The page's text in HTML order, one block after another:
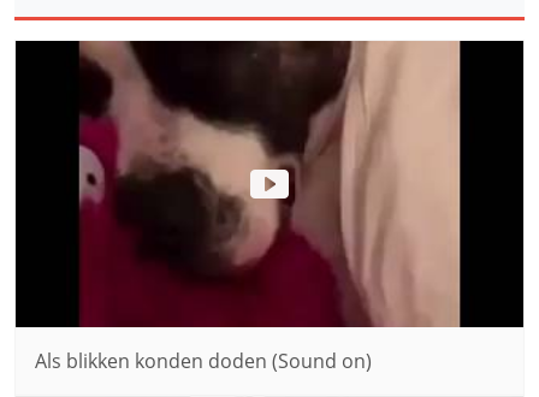
Als blikken konden doden (Sound on)